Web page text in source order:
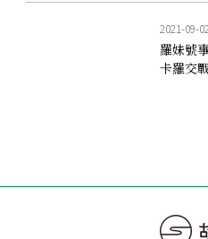
2021-09-
羅妹號
卡羅交